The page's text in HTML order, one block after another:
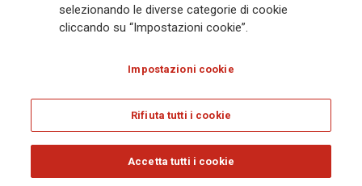
Legal Info Cookie Policy Privacy & GDPR
selezionando le diverse categorie di cookie
cliccando su “Impostazioni cookie”.
Impostazioni cookie
Rifiuta tutti i cookie
Accetta tutti i cookie